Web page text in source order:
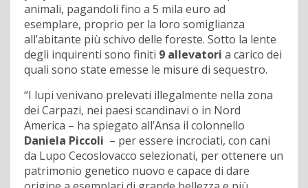
animali, pagandoli fino a 5 mila euro ad
esemplare, proprio per la loro somiglianza
all’abitante più schivo delle foreste. Sotto la lente
degli inquirenti sono finiti 9 allevatori a carico dei
quali sono state emesse le misure di sequestro.
“I lupi venivano prelevati illegalmente nella zona
dei Carpazi, nei paesi scandinavi o in Nord
America – ha spiegato all’Ansa il colonnello
Daniela Piccoli – per essere incrociati, con cani
da Lupo Cecoslovacco selezionati, per ottenere un
patrimonio genetico nuovo e capace di dare